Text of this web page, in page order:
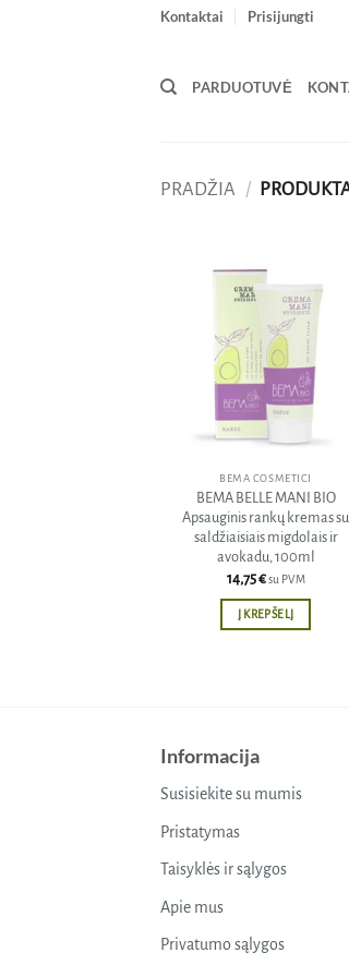
Kontaktai Prisijungti
PARDUOTUVĖ
PRADŽIA /
BEMA COSMETICI
BEMA BELLE MANI BIO
Apsauginis rankų kremas su
saldžiaisiais migdolais ir
avokadu, 100ml
14,75€ su PVM
Į KREPŠELĮ
Informacija
Susisiekite su mumis
Pristatymas
Taisyklės ir sąlygos
Apie mus
Privatumo sąlygos